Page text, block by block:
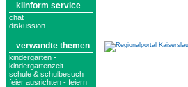
klinform service
chat
diskussion
verwandte themen
kindergarten -
kindergartenzeit
schule & schulbesuch
feier ausrichten - feiern